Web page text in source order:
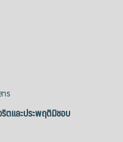
าร
ตและประพฤติมิชอบ